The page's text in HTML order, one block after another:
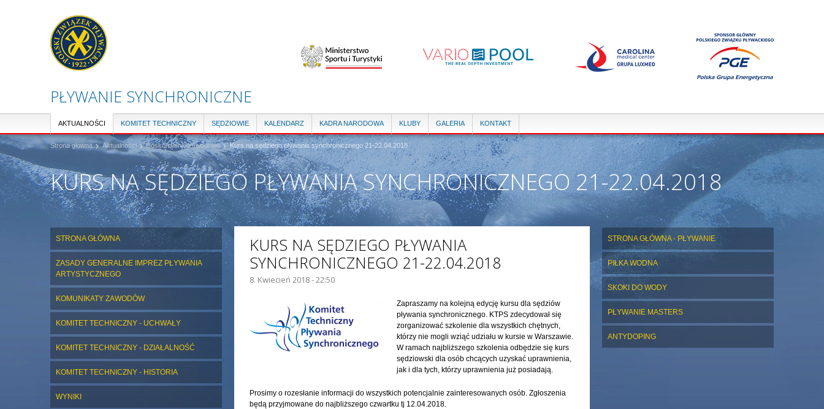
PŁYWANIE SYNCHRONICZNE
AKTUALNOŚCI KOMITET TECHNICZNY SĘDZIOWIE KALENDARZ KADRA NARODOWA KLUBY GALERIA KONTAKT
Strona główna Aktualności Doskonalenie zawodowe Kurs na sędziego pływania synchronicznego 21-22.04.2018
KURS NA SĘDZIEGO PŁYWANIA SYNCHRONICZNEGO 21-22.04.2018
STRONA GŁÓWNA
ZASADY GENERALNE IMPREZ PŁYWANIA
ARTYSTYCZNEGO
KOMUNIKATY ZAWODÓW
KOMITET TECHNICZNY - UCHWAŁY
KOMITET TECHNICZNY - DZIAŁALNOŚĆ
KOMITET TECHNICZNY - HISTORIA
WYNIKI
KURS NA SĘDZIEGO PŁYWANIA
SYNCHRONICZNEGO 21-22.04.2018
8. Kwiecień 2018 - 22:50
Zapraszamy na kolejną edycję kursu dla sędziów
pływania synchronicznego. KTPS zdecydował się
zorganizować szkolenie dla wszystkich chętnych,
którzy nie mogli wziąć udziału w kursie w Warszawie.
W ramach najbliższego szkolenia odbędzie się kurs
sędziowski dla osób chcących uzyskać uprawnienia,
jak i dla tych, którzy uprawnienia już posiadają.
Prosimy o rozesłanie informacji do wszystkich potencjalnie zainteresowanych osób. Zgłoszenia
będą przyjmowane do najbliższego czwartku tj 12.04.2018.
STRONA GŁÓWNA - PŁYWANIE
PIŁKA WODNA
SKOKI DO WODY
PŁYWANIE MASTERS
ANTYDOPING